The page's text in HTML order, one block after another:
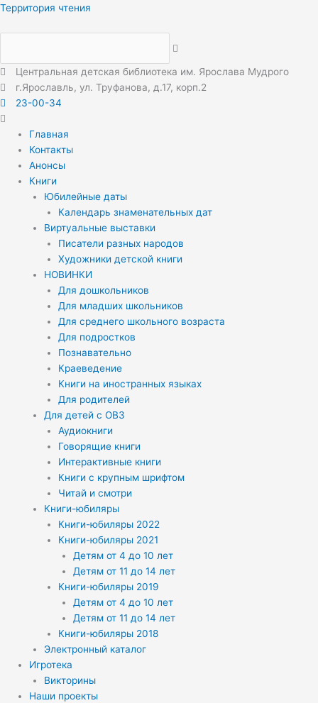
Перейти
Территория чтения
Центральная детская библиотека им. Ярослава Мудрого
г.Ярославль, ул. Труфанова, д.17, корп.2
23-00-34
Меню
Главная
Контакты
Анонсы
Книги
Юбилейные даты
Календарь знаменательных дат
Виртуальные выставки
Писатели разных народов
Художники детской книги
НОВИНКИ
Для дошкольников
Для младших школьников
Для среднего школьного возраста
Для подростков
Познавательно
Краеведение
Книги на иностранных языках
Для родителей
Для детей с ОВЗ
Аудиокниги
Говорящие книги
Интерактивные книги
Книги с крупным шрифтом
Читай и смотри
Книги-юбиляры
Книги-юбиляры 2022
Книги-юбиляры 2021
Детям от 4 до 10 лет
Детям от 11 до 14 лет
Книги-юбиляры 2019
Детям от 4 до 10 лет
Детям от 11 до 14 лет
Книги-юбиляры 2018
Электронный каталог
Игротека
Викторины
Наши проекты
Меню